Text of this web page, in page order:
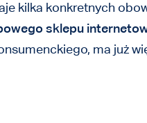
kilka konkretnych
sklepu
ma już